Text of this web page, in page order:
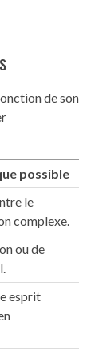
de son
possible
le
complexe.
ou de
esprit